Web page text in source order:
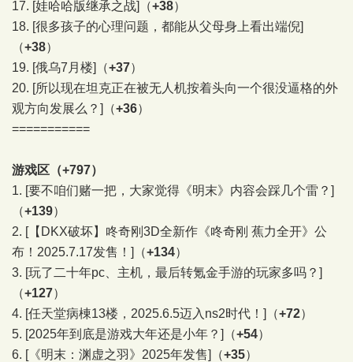
17. [娃哈哈版继承之战] （+38）
18. [很多孩子的心理问题，都能从父母身上看出端倪]
（+38）
19. [俄乌7月楼] （+37）
20. [所以现在坦克正在被无人机按着头向一个很没逼格的外
观方向发展么？]
（+36）
===========
游戏区（+797）
1. [要不咱们赌一把，大家觉得《明末》内容会踩几个雷？]
（+139）
2. [【DKX破坏】咚奇刚3D全新作《咚奇刚 蕉力全开》公
布！2025.7.17发售！]
（+134）
3. [玩了二十年pc、主机，最后转氪金手游的玩家多吗？]
（+127）
4. [任天堂病棟13楼，2025.6.5迈入ns2时代！] （+72）
5. [2025年到底是游戏大年还是小年？] （+54）
6. [《明末：渊虚之羽》2025年发售] （+35）